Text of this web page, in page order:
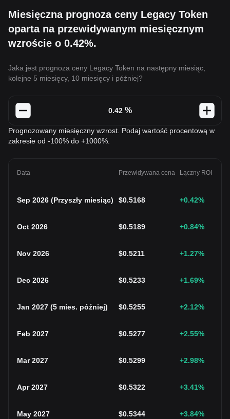
Miesięczna prognoza ceny Legacy Token
oparta na przewidywanym miesięcznym
wzroście o 0.42%.
Jaka jest prognoza ceny Legacy Token na następny miesiąc,
kolejne 5 miesięcy, 10 miesięcy i później?
%
Prognozowany miesięczny wzrost. Podaj wartość procentową w
zakresie od -100% do +1000%.
Data Przewidywana cena Łączny ROI
Sep 2026 (Przyszły miesiąc) $0.5168 +0.42%
Oct 2026 $0.5189 +0.84%
Nov 2026 $0.5211 +1.27%
Dec 2026 $0.5233 +1.69%
Jan 2027 (5 mies. później) $0.5255 +2.12%
Feb 2027 $0.5277 +2.55%
Mar 2027 $0.5299 +2.98%
Apr 2027 $0.5322 +3.41%
May 2027 $0.5344 +3.84%